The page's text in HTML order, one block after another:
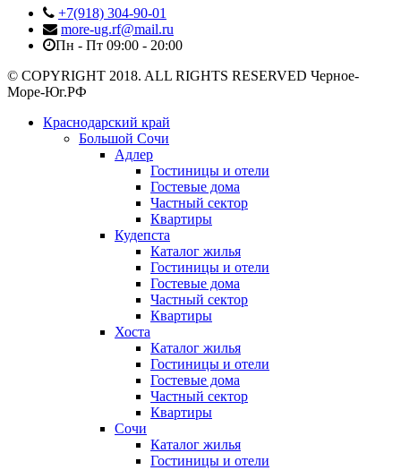
+7(918) 304-90-01
more-ug.rf@mail.ru
Пн - Пт 09:00 - 20:00
© COPYRIGHT 2018. ALL RIGHTS RESERVED Черное-
Море-Юг.РФ
Краснодарский край
Большой Сочи
Адлер
Гостиницы и отели
Гостевые дома
Частный сектор
Квартиры
Кудепста
Каталог жилья
Гостиницы и отели
Гостевые дома
Частный сектор
Квартиры
Хоста
Каталог жилья
Гостиницы и отели
Гостевые дома
Частный сектор
Квартиры
Сочи
Каталог жилья
Гостиницы и отели